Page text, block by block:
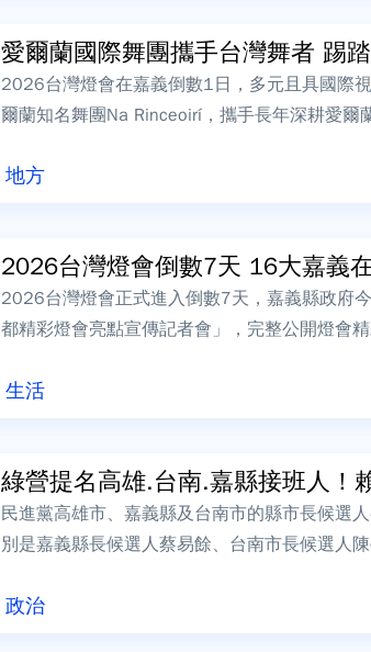
地方
愛爾蘭國際舞團攜手台灣舞者 踢
2026台灣燈會在嘉義倒數1日，多元且具國際
爾蘭知名舞團Na Rinceoirí，攜手長年深耕愛
生活
2026台灣燈會倒數7天 16大嘉義
2026台灣燈會正式進入倒數7天，嘉義縣政府
都精彩燈會亮點宣傳記者會」，完整公開燈會
政治
綠營提名高雄.台南.嘉縣接班人！
民進黨高雄市、嘉義縣及台南市的縣市長候選
別是嘉義縣長候選人蔡易餘、台南市長候選人